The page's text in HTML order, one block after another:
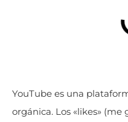
YouTube es una
orgánica. Los «likes»